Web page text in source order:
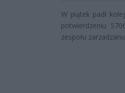
W piątek padł
potwierdzeniu
zespołu